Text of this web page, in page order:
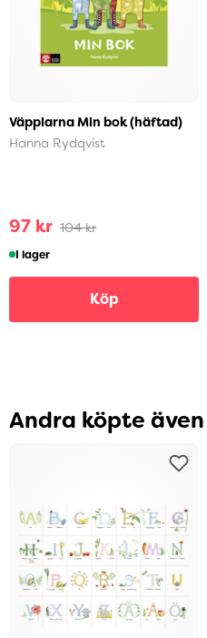
Väpplarna Min bok (häftad)
Hanna Rydqvist
97 kr 104 kr
I lager
Köp
Andra köpte även